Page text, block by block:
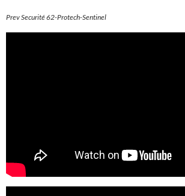
Prev Securité 62-Protech-Sentinel